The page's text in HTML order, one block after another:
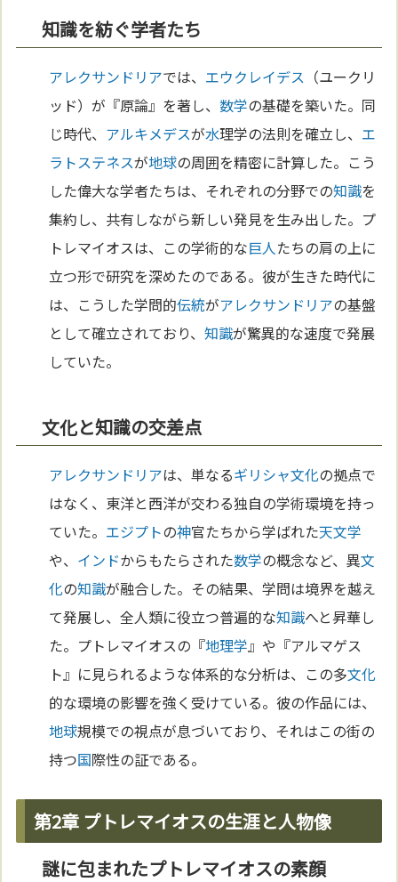
知識を紡ぐ学者たち
アレクサンドリアでは、 エウクレイデス （ユークリ
ッド）が『原論』を著し、数学の基礎を築いた。同
じ時代、 アルキメデスが水理学の法則を確立し、 エ
ラトステネスが地球の周囲を精密に計算した。こう
した偉大な学者たちは、それぞれの分野での知識を
集約し、共有しながら新しい発見を生み出した。プ
トレマイオスは、この学術的な巨人たちの肩の上に
立つ形で研究を深めたのである。彼が生きた時代に
は、こうした学問的伝統がアレクサンドリアの基盤
として確立されており、知識が驚異的な速度で発展
していた。
文化と知識の交差点
アレクサンドリアは、単なるギリシャ文化の拠点で
はなく、東洋と西洋が交わる独自の学術環境を持っ
ていた。 エジプトの神官たちから学ばれた天文学
や、 インドからもたらされた数学の概念など、異文
化の知識が融合した。その結果、学問は境界を越え
て発展し、全人類に役立つ普遍的な知識へと昇華し
た。プトレマイオスの『地理学』や『アルマゲス
ト』に見られるような体系的な分析は、この多文化
的な環境の影響を強く受けている。彼の作品には、
地球規模での視点が息づいており、それはこの街の
持つ国際性の証である。
第2章 プトレマイオスの生涯と人物像
謎に包まれたプトレマイオスの素顔